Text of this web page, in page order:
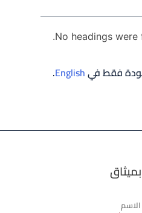
No headings were
فقط فيEnglish
.